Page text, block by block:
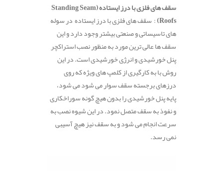
سقف‌ های فلزی با درز ایستاده (Standing Seam
Roofs) : سقف‌ های فلزی با درز ایستاده در سوله
های تاسیساتی و صنعتی بیشتر وجود دارد و این
سقف ها عالی ترین مورد به منظور نصب استراکچر
پنل خورشیدی و انرژی خورشیدی است. در این
روش با به کارگیری از کلمپ های ویژه که روی
درزهای برجسته سقف سوار می شود می شود،
پایه پنل خورشیدی را بدون هیچ گونه سوراخکاری
و نفوذ به سقف متصل نمود. در این شیوه نصب به
سرعت انجام می شود و به سقف نیز هیچ آسیبی
نمی رسد.